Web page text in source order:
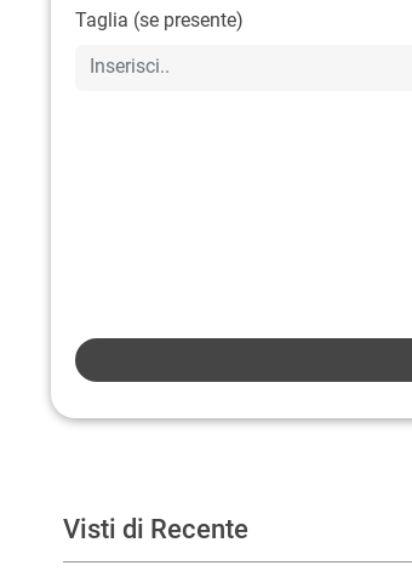
Taglia (se presente)
Visti di Recente